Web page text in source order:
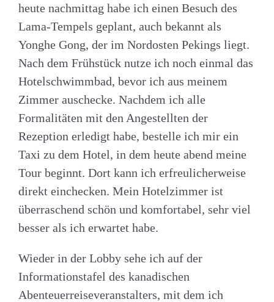
heute nachmittag habe ich einen Besuch des
Lama-Tempels geplant, auch bekannt als
Yonghe Gong, der im Nordosten Pekings liegt.
Nach dem Frühstück nutze ich noch einmal das
Hotelschwimmbad, bevor ich aus meinem
Zimmer auschecke. Nachdem ich alle
Formalitäten mit den Angestellten der
Rezeption erledigt habe, bestelle ich mir ein
Taxi zu dem Hotel, in dem heute abend meine
Tour beginnt. Dort kann ich erfreulicherweise
direkt einchecken. Mein Hotelzimmer ist
überraschend schön und komfortabel, sehr viel
besser als ich erwartet habe.
Wieder in der Lobby sehe ich auf der
Informationstafel des kanadischen
Abenteuerreiseveranstalters, mit dem ich